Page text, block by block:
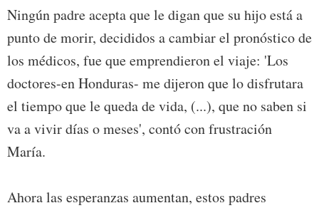
Ningún padre acepta que le digan que su hijo está a
punto de morir, decididos a cambiar el pronóstico de
los médicos, fue que emprendieron el viaje: 'Los
doctores-en Honduras- me dijeron que lo disfrutara
el tiempo que le queda de vida, (...), que no saben si
va a vivir días o meses', contó con frustración
María.
Ahora las esperanzas aumentan, estos padres